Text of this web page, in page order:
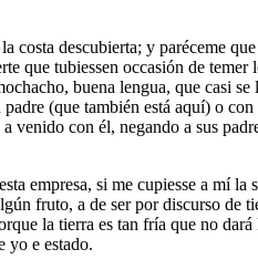
descubierta; y paréceme
que tubiessen occasión de
buena lengua, que casi
(que también está aquí) o
con él, negando a sus
empresa, si me cupiesse a mí
fruto, a de ser por discurso
la tierra es tan fría que no
yo e estado.